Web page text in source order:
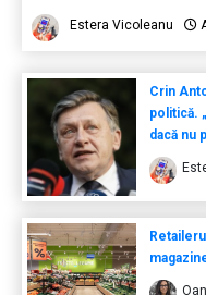
Estera Vicoleanu
Crin
politică.
dacă nu